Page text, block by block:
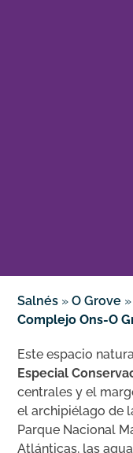
Salnés »O Grove »
Complejo Ons-O
Este espacio
Especial
centrales y el
el archipiélago de
Parque Nacional
Atlánticas, las